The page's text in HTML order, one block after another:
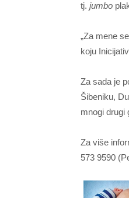
tj. jumbo
„Za mene
koju
Za sada je
Šibeniku,
mnogi drugi
Za više
573 9590